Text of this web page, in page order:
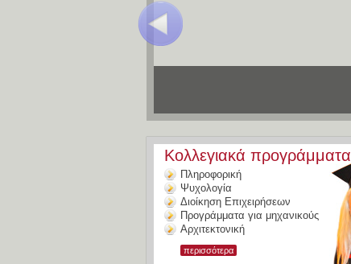
Κολλεγιακά προγράμματα
Πληροφορική
Ψυχολογία
Διοίκηση Επιχειρήσεων
Προγράμματα για μηχανικούς
Αρχιτεκτονική
περισσότερα